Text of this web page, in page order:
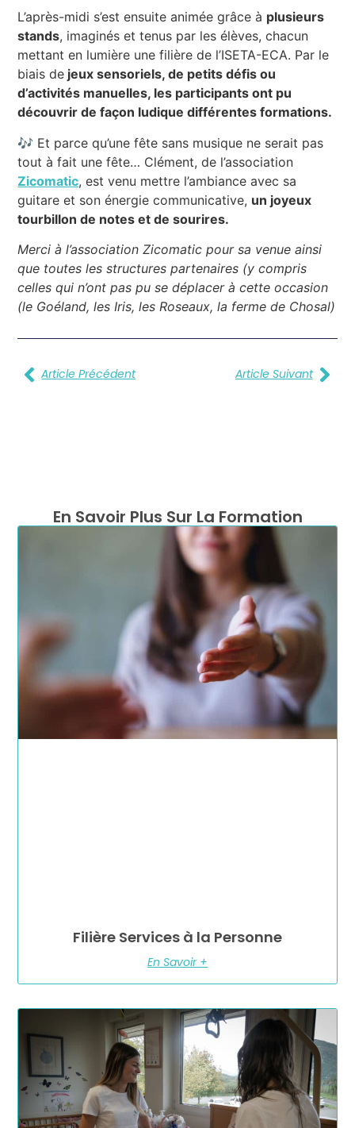
L’après-midi s’est ensuite animée grâce à plusieurs
stands, imaginés et tenus par les élèves, chacun
mettant en lumière une filière de l’ISETA-ECA. Par le
biais de jeux sensoriels, de petits défis ou
d’activités manuelles, les participants ont pu
découvrir de façon ludique différentes formations.
🎶 Et parce qu’une fête sans musique ne serait pas
tout à fait une fête… Clément, de l’association
Zicomatic, est venu mettre l’ambiance avec sa
guitare et son énergie communicative, un joyeux
tourbillon de notes et de sourires.
Merci à l’association Zicomatic pour sa venue ainsi
que toutes les structures partenaires (y compris
celles qui n’ont pas pu se déplacer à cette occasion
(le Goéland, les Iris, les Roseaux, la ferme de Chosal)
Article Précédent Article Suivant
En Savoir Plus Sur La Formation
Filière Services à la Personne
En Savoir +